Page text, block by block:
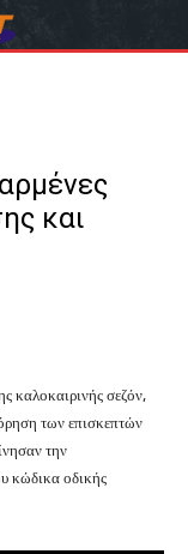
και
καλοκαιρινής σεζόν,
των επισκεπτών
την
κώδικα οδικής